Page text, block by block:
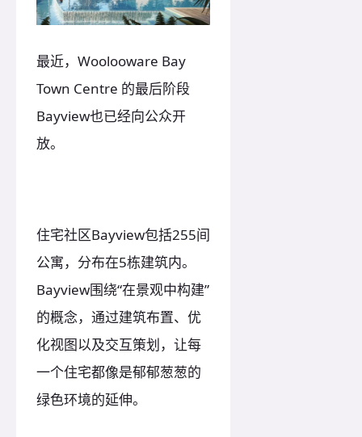
最近，Woolooware Bay
Town Centre 的最后阶段
Bayview也已经向公众开
放。
住宅社区Bayview包括255间
公寓，分布在5栋建筑内。
Bayview围绕“在景观中构建”
的概念，通过建筑布置、优
化视图以及交互策划，让每
一个住宅都像是郁郁葱葱的
绿色环境的延伸。